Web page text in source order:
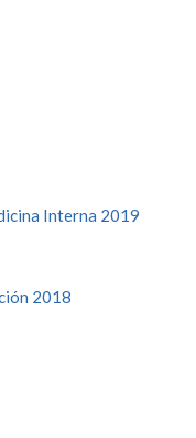
Interna 2019
2018